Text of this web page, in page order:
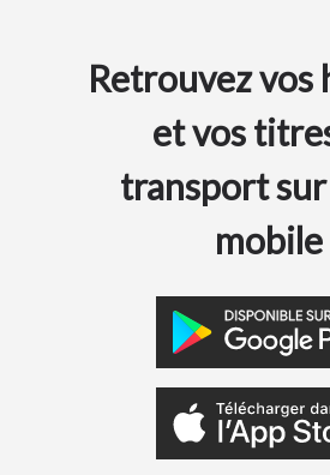
Retrouvez vos
et vos
transport
mobile